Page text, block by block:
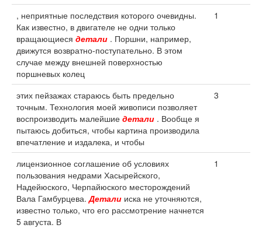
, неприятные последствия которого очевидны.
Как известно, в двигателе не одни только
вращающиеся детали . Поршни, например,
движутся возвратно-поступательно. В этом
случае между внешней поверхностью
поршневых колец
1
этих пейзажах стараюсь быть предельно
точным. Технология моей живописи позволяет
воспроизводить малейшие детали . Вообще я
пытаюсь добиться, чтобы картина производила
впечатление и издалека, и чтобы
3
лицензионное соглашение об условиях
пользования недрами Хасырейского,
Надейюского, Черпайюского месторождений
Вала Гамбурцева.Детали иска не уточняются,
известно только, что его рассмотрение начнется
5 августа. В
1